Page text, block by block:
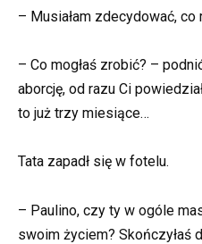
– Musiałam zdecydować, co
– Co mogłaś zrobić? –
aborcję, od razu Ci
to już trzy miesiące…
Tata zapadł się w fotelu.
– Paulino, czy ty w ogóle
swoim życiem? Skończyłaś